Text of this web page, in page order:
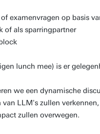
examenvragen op basis
of als sparringpartner
lunch mee) is er
we een dynamische
LLM's zullen
zullen overwegen.